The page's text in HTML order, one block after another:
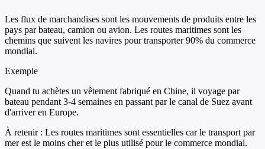
Les flux de marchandises sont les mouvements de produits entre les
pays par bateau, camion ou avion. Les routes maritimes sont les
chemins que suivent les navires pour transporter 90% du commerce
mondial.
Exemple
Quand tu achètes un vêtement fabriqué en Chine, il voyage par
bateau pendant 3-4 semaines en passant par le canal de Suez avant
d'arriver en Europe.
À retenir : Les routes maritimes sont essentielles car le transport par
mer est le moins cher et le plus utilisé pour le commerce mondial.